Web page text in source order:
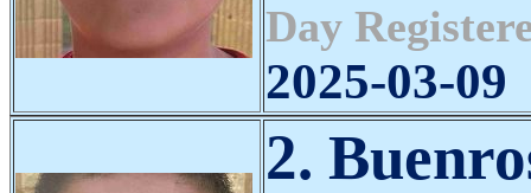
Day
2025-03-09
2.